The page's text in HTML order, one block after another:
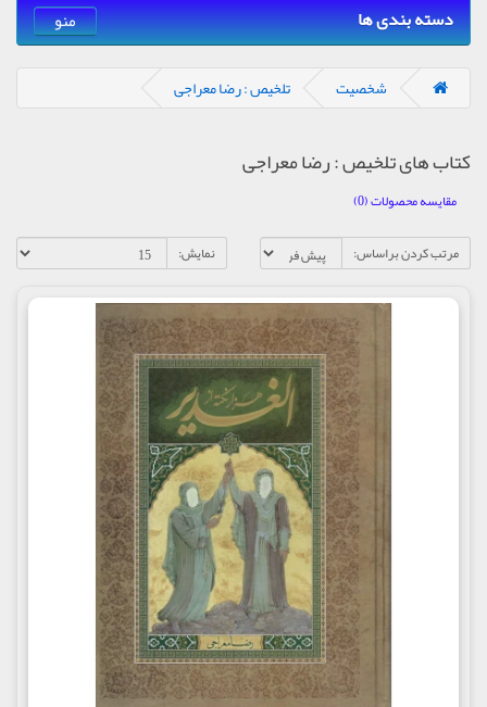
دسته بندی ها منو
شخصیت تلخیص : رضا معراجی
کتاب های تلخیص : رضا معراجی
مقایسه محصولات (0)
مرتب کردن براساس:
نمایش: